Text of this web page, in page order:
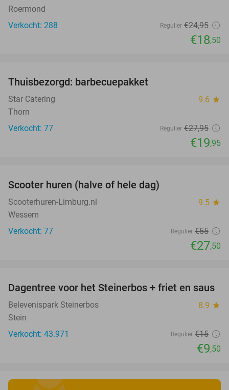
Roermond
Verkocht: 288
Regulier €24,95
€18,50
Thuisbezorgd: barbecuepakket
Star Catering 9.6 star
Thorn
Verkocht: 77
Regulier €27,95
€19,95
Scooter huren (halve of hele dag)
Scooterhuren-Limburg.nl 9.5 star
Wessem
Verkocht: 77
Regulier €55
€27,50
37%
Dagentree voor het Steinerbos + friet en saus
Belevenispark Steinerbos 8.9 star
Stein
Verkocht: 43.971
Regulier €15
€9,50